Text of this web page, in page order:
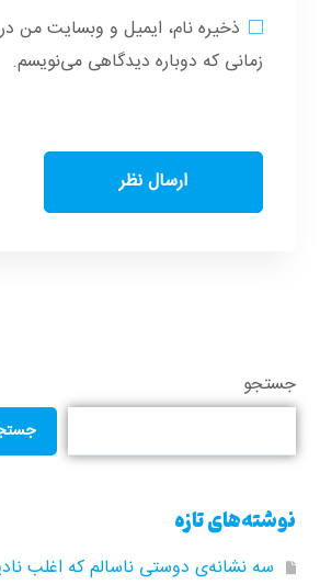
ذخیره نام، ایمیل و وبسایت من در
زمانی که دوباره دیدگاهی می‌نویسم.
جستجو
نوشته‌های تازه
سه نشانه‌ی دوستی ناسالم که اغلب